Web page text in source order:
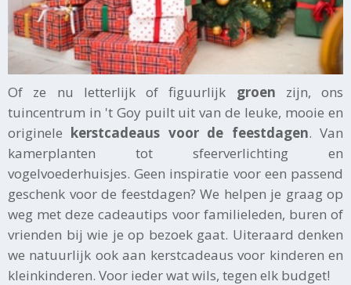
Of ze nu letterlijk of figuurlijk groen zijn, ons
tuincentrum in 't Goy puilt uit van de leuke, mooie en
originele kerstcadeaus voor de feestdagen. Van
kamerplanten tot sfeerverlichting en
vogelvoederhuisjes. Geen inspiratie voor een passend
geschenk voor de feestdagen? We helpen je graag op
weg met deze cadeautips voor familieleden, buren of
vrienden bij wie je op bezoek gaat. Uiteraard denken
we natuurlijk ook aan kerstcadeaus voor kinderen en
kleinkinderen. Voor ieder wat wils, tegen elk budget!